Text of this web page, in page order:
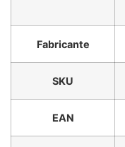
Fabricante
SKU
EAN